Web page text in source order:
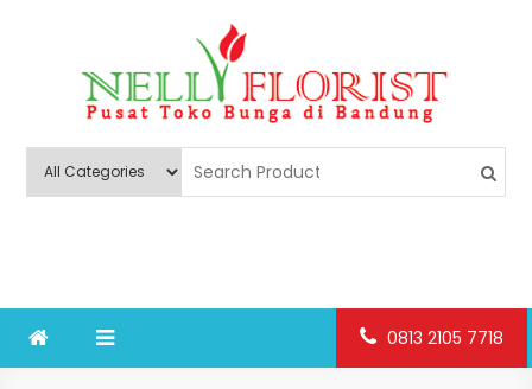
Nelly Florist Bandung
0813 2105 7718